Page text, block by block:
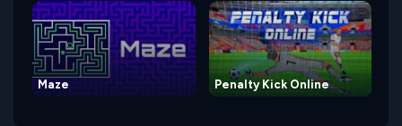
Maze Penalty Kick Online